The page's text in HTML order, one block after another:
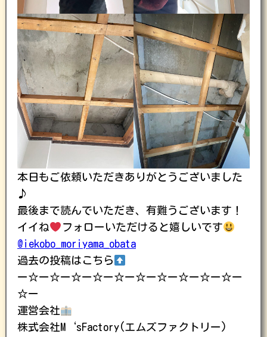
本日もご依頼いただきありがとうございました
♪
最後まで読んでいただき、有難うございます！
イイね
フォローいただけると嬉しいです
@iekobo_moriyama_obata
過去の投稿はこちら
ー☆ー☆ー☆ー☆ー☆ー☆ー☆ー☆ー☆ー☆ー
☆ー
運営会社
株式会社M‘sFactory(エムズファクトリー)